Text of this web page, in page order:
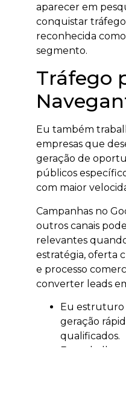
aparecer em
conquistar
reconhecida
segmento.
Tráfego
Eu também
empresas que
geração de
públicos
com maior
Campanhas no
outros canais
relevantes
estratégia, oferta
e processo
converter leads
Eu estruturo
geração
qualificados.
Eu trabalho